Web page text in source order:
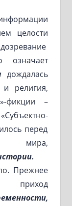
целости
означает
дождалась
религия,
фикции –
перед
мира,
Прежнее